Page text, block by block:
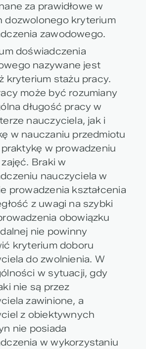
za prawidłowe w
dozwolonego kryterium
zawodowego.
doświadczenia
nazywane jest
kryterium stażu pracy.
może być rozumiany
długość pracy w
nauczyciela, jak i
w nauczaniu przedmiotu
w prowadzeniu
Braki w
nauczyciela w
prowadzenia kształcenia
z uwagi na szybki
obowiązku
nie powinny
kryterium doboru
do zwolnienia. W
w sytuacji, gdy
nie są przez
zawinione, a
z obiektywnych
nie posiada
w wykorzystaniu